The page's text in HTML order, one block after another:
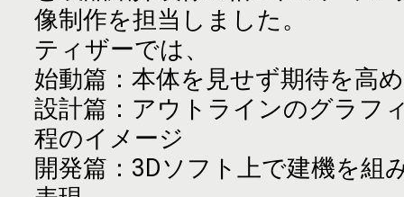
像制作を担当しました。
ティザーでは、
始動篇：本体を見せず期待を高
設計篇：アウトラインのグラフ
程のイメージ
開発篇：3Dソフト上で建機を組